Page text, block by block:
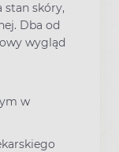
stan skóry,
Dba od
wygląd
w